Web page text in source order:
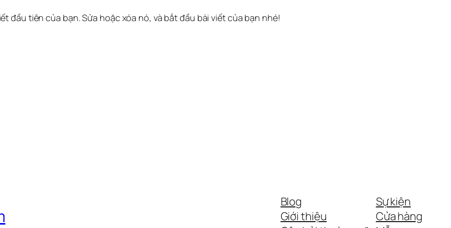
đầu tiên của bạn. Sửa hoặc xóa nó, và bắt đầu bài viết của bạn nhé!
Blog
Giới thiệu
Sự kiện
Cửa hàng